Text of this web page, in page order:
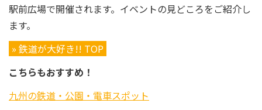
駅前広場で開催されます。イベントの見どころをご紹介し
ます。
» 鉄道が大好き!! TOP
こちらもおすすめ！
九州の鉄道・公園・電車スポット